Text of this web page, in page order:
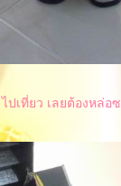
ไปเที่ยว เลยต้องหล่